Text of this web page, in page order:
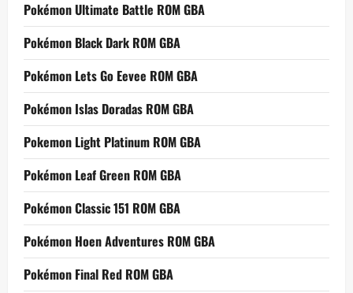
Pokémon Ultimate Battle ROM GBA
Pokémon Black Dark ROM GBA
Pokémon Lets Go Eevee ROM GBA
Pokémon Islas Doradas ROM GBA
Pokemon Light Platinum ROM GBA
Pokémon Leaf Green ROM GBA
Pokémon Classic 151 ROM GBA
Pokémon Hoen Adventures ROM GBA
Pokémon Final Red ROM GBA